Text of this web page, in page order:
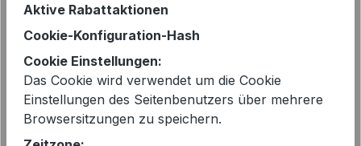
Regulärer Preis:
Aktive Rabattaktionen
Cookie-Konfiguration-Hash
Cookie Einstellungen:
Das Cookie wird verwendet um die Cookie
Einstellungen des Seitenbenutzers über mehrere
Browsersitzungen zu speichern.